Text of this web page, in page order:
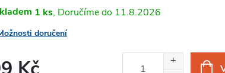
1 ks 11.8.2026
doručení